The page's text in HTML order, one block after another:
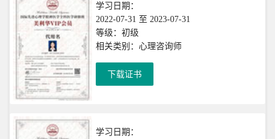
学习日期：
2022-07-31 至 2023-07-31
等级：初级
相关类别：心理咨询师
下载证书
学习日期：